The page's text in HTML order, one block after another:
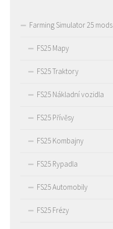
Farming Simulator 25 mods
FS25 Mapy
FS25 Traktory
FS25 Nákladní vozidla
FS25 Přívěsy
FS25 Kombajny
FS25 Rypadla
FS25 Automobily
FS25 Frézy